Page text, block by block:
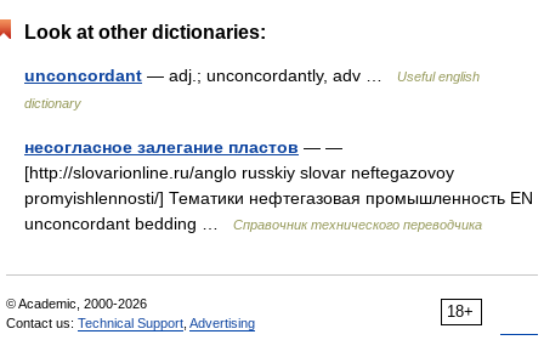
Look at other dictionaries:
unconcordant — adj.; unconcordantly, adv …
Useful english
dictionary
несогласное залегание пластов — —
[http://slovarionline.ru/anglo russkiy slovar neftegazovoy
promyishlennosti/] Тематики нефтегазовая промышленность EN
unconcordant bedding …
Справочник технического переводчика
18+
© Academic, 2000-2026
Contact us: Technical Support Advertising